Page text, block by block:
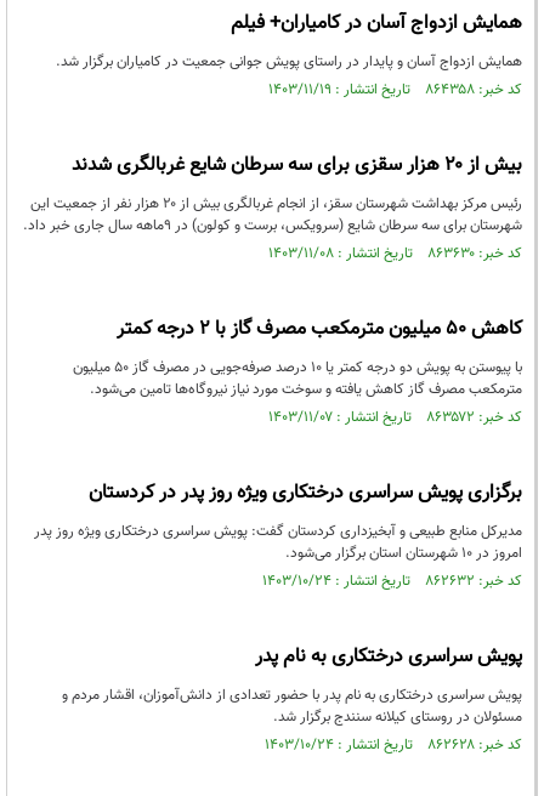
همایش ازدواج آسان در کامیاران+ فیلم
همایش ازدواج آسان و پایدار در راستای پویش جوانی جمعیت در کامیاران برگزار شد.
کد خبر: ۸۶۴۳۵۸ تاریخ انتشار : ۱۴۰۳/۱۱/۱۹
بیش از ۲۰ هزار سقزی برای سه سرطان شایع غربالگری شدند
رئیس مرکز بهداشت شهرستان سقز، از انجام غربالگری بیش از ۲۰ هزار نفر از جمعیت این
شهرستان برای سه سرطان شایع (سرویکس، برست و کولون) در ۹ماهه سال جاری خبر داد.
کد خبر: ۸۶۳۶۳۰ تاریخ انتشار : ۱۴۰۳/۱۱/۰۸
کاهش 50 میلیون مترمکعب مصرف گاز با 2 درجه کمتر
با پیوستن به پویش دو درجه کمتر یا 10 درصد صرفه‌جویی در مصرف گاز 50 میلیون
مترمکعب مصرف گاز کاهش یافته و سوخت مورد نیاز نیروگاه‌ها تامین می‌شود.
کد خبر: ۸۶۳۵۷۲ تاریخ انتشار : ۱۴۰۳/۱۱/۰۷
برگزاری پویش سراسری درختکاری ویژه روز پدر در کردستان
مدیرکل منابع طبیعی و آبخیزداری کردستان گفت: پویش سراسری درختکاری ویژه روز پدر
امروز در 10 شهرستان استان برگزار می‌شود.
کد خبر: ۸۶۲۶۳۲ تاریخ انتشار : ۱۴۰۳/۱۰/۲۴
پویش سراسری درختکاری به نام پدر
پویش سراسری درختکاری به نام پدر با حضور تعدادی از دانش‌آموزان، اقشار مردم و
مسئولان در روستای کیلانه سنندج برگزار شد.
کد خبر: ۸۶۲۶۲۸ تاریخ انتشار : ۱۴۰۳/۱۰/۲۴